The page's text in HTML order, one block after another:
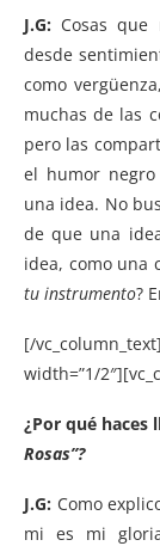
J.G: Cosas
desde
como
muchas de las
pero las
el humor
una idea. No
de que una
idea, como una
tu instrumento?
[/
width=”1/
¿Por qué haces
Rosas”?
J.G: Como
mi es mi